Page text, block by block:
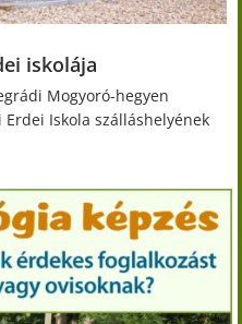
iskolája
Mogyoró-hegyen
Iskola szálláshelyének